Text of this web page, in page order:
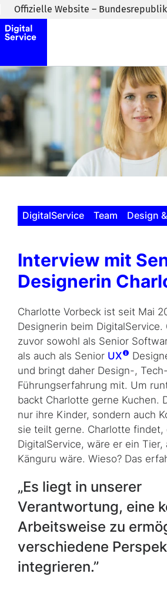
Zum Inhaltsbereich wechseln
Offizielle Website –
DigitalService Team Design
Interview mit
Designerin
Charlotte Vorbeck ist seit Mai
Designerin beim DigitalService.
zuvor sowohl als Senior
als auch als Senior UX
und bringt daher Design-,
Führungserfahrung mit. Um
backt Charlotte gerne Kuchen.
nur ihre Kinder, sondern auch
sie teilt gerne. Charlotte findet,
DigitalService, wäre er ein Tier,
Känguru wäre. Wieso? Das
„Es liegt in unserer
Verantwortung, eine
Arbeitsweise zu
verschiedene
integrieren.”